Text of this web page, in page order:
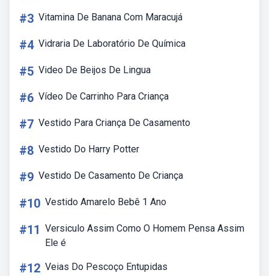
#3 Vitamina De Banana Com Maracujá
#4 Vidraria De Laboratório De Química
#5 Video De Beijos De Lingua
#6 Vídeo De Carrinho Para Criança
#7 Vestido Para Criança De Casamento
#8 Vestido Do Harry Potter
#9 Vestido De Casamento De Criança
#10 Vestido Amarelo Bebê 1 Ano
#11 Versiculo Assim Como O Homem Pensa Assim
Ele é
#12 Veias Do Pescoço Entupidas